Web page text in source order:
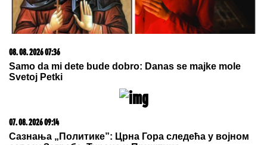
Većina građana izgubi novac pre nego što stigne na